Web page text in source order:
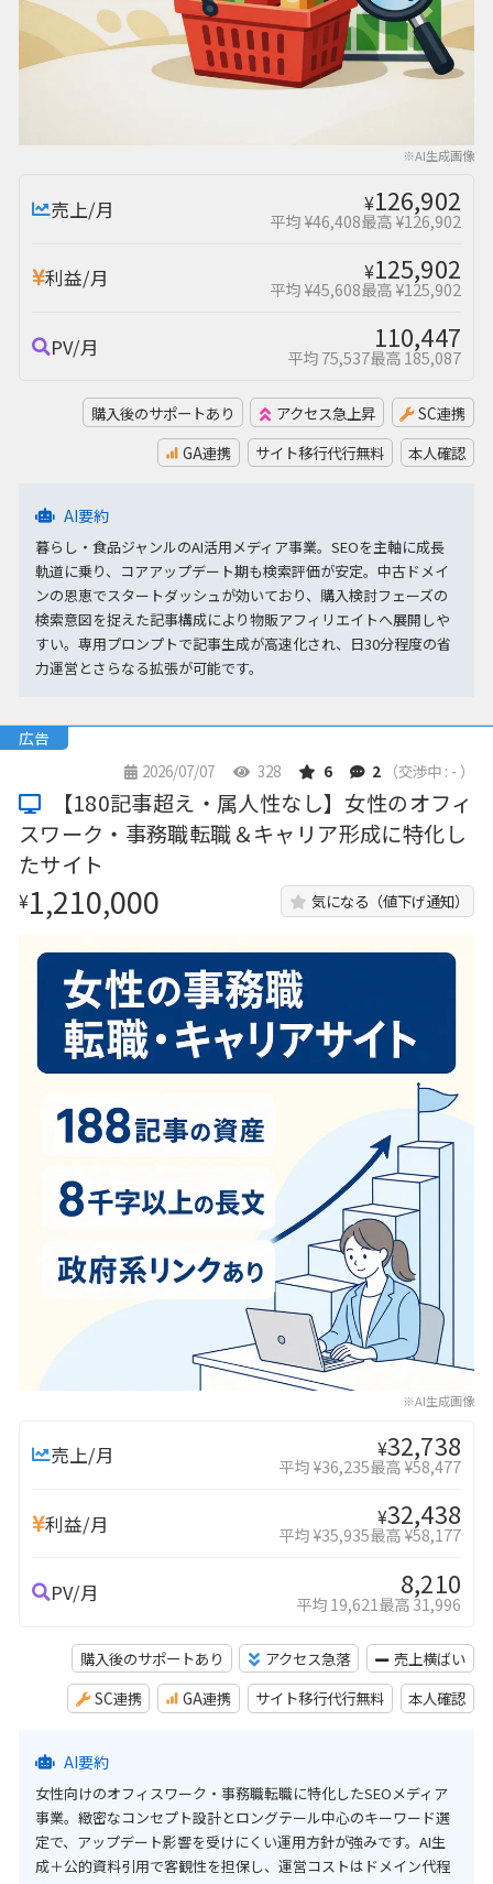
※AI生成画像
売上/月 ¥126,902
平均 ¥46,408最高 ¥126,902
利益/月 ¥125,902
平均 ¥45,608最高 ¥125,902
PV/月 110,447
平均 75,537最高 185,087
購入後のサポートあり アクセス急上昇
SC連携
GA連携
サイト移行代行無料 本人確認
AI要約
暮らし・食品ジャンルのAI活用メディア事業。SEOを主軸に成長
軌道に乗り、コアアップデート期も検索評価が安定。中古ドメイ
ンの恩恵でスタートダッシュが効いており、購入検討フェーズの
検索意図を捉えた記事構成により物販アフィリエイトへ展開しや
すい。専用プロンプトで記事生成が高速化され、日30分程度の省
力運営とさらなる拡張が可能です。
広告
2026/07/07
328 6 2 （交渉中 : - ）
※AI生成画像
【180記事超え・属人性なし】女性のオフィ
スワーク・事務職転職＆キャリア形成に特化し
たサイト
¥1,210,000 気になる（値下げ通知）
売上/月 ¥32,738
平均 ¥36,235最高 ¥58,477
利益/月 ¥32,438
平均 ¥35,935最高 ¥58,177
PV/月 8,210
平均 19,621最高 31,996
購入後のサポートあり アクセス急落
売上横ばい
SC連携
GA連携 サイト移行代行無料 本人確認
AI要約
女性向けのオフィスワーク・事務職転職に特化したSEOメディア
事業。緻密なコンセプト設計とロングテール中心のキーワード選
定で、アップデート影響を受けにくい運用方針が強みです。AI生
成＋公的資料引用で客観性を担保し、運営コストはドメイン代程